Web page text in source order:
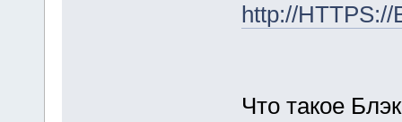
http://HTTPS://
Что такое